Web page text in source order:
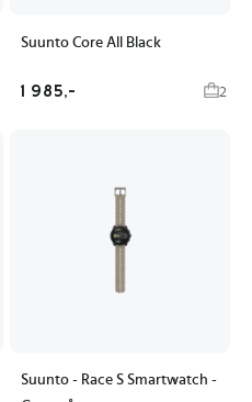
Suunto Core All Black
1 985,- 2
Suunto - Race S Smartwatch -